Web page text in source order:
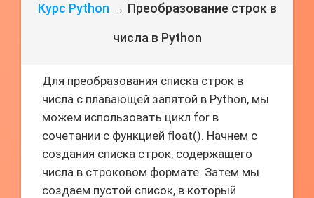
Курс Python → Преобразование строк в
числа в Python
Для преобразования списка строк в
числа с плавающей запятой в Python, мы
можем использовать цикл for в
сочетании с функцией float(). Начнем с
создания списка строк, содержащего
числа в строковом формате. Затем мы
создаем пустой список, в который